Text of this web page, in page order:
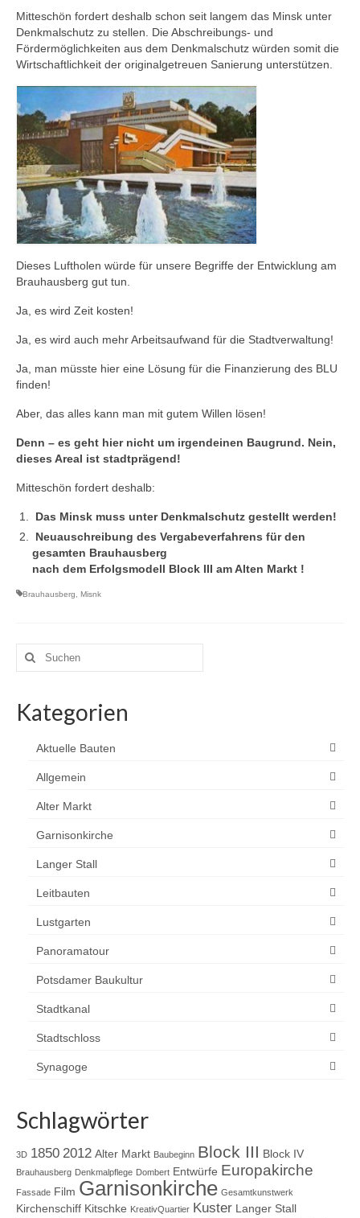
Mitteschön fordert deshalb schon seit langem das Minsk unter
Denkmalschutz zu stellen. Die Abschreibungs- und
Fördermöglichkeiten aus dem Denkmalschutz würden somit die
Wirtschaftlichkeit der originalgetreuen Sanierung unterstützen.
Dieses Luftholen würde für unsere Begriffe der Entwicklung am
Brauhausberg gut tun.
Ja, es wird Zeit kosten!
Ja, es wird auch mehr Arbeitsaufwand für die Stadtverwaltung!
Ja, man müsste hier eine Lösung für die Finanzierung des BLU
finden!
Aber, das alles kann man mit gutem Willen lösen!
Denn – es geht hier nicht um irgendeinen Baugrund. Nein,
dieses Areal ist stadtprägend!
Mitteschön fordert deshalb:
Das Minsk muss unter Denkmalschutz gestellt werden!
Neuauschreibung des Vergabeverfahrens für den
gesamten Brauhausberg
nach dem Erfolgsmodell Block III am Alten Markt !
Brauhausberg, Misnk
Suchen
nach:
Kategorien
Aktuelle Bauten
Allgemein
Alter Markt
Garnisonkirche
Langer Stall
Leitbauten
Lustgarten
Panoramatour
Potsdamer Baukultur
Stadtkanal
Stadtschloss
Synagoge
Schlagwörter
3D 1850 2012 Alter Markt Baubeginn Block III Block IV
Brauhausberg Denkmalpflege Dombert Entwürfe Europakirche
Fassade Film Garnisonkirche Gesamtkunstwerk
Kirchenschiff Kitschke KreativQuartier Kuster Langer Stall